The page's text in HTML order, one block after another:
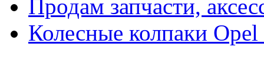
Продам запчасти,
Колесные колпаки